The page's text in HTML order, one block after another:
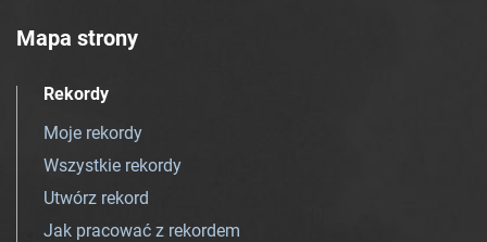
Mapa strony
Rekordy
Moje rekordy
Wszystkie rekordy
Utwórz rekord
Jak pracować z rekordem